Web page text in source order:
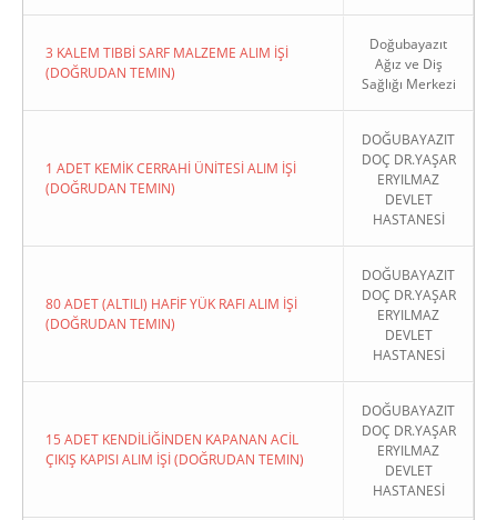
3 KALEM TIBBİ SARF MALZEME ALIM İŞİ
(DOĞRUDAN TEMIN)
Doğubayazıt
Ağız ve Diş
Sağlığı Merkezi
1 ADET KEMİK CERRAHİ ÜNİTESİ ALIM İŞİ
(DOĞRUDAN TEMIN)
DOĞUBAYAZIT
DOÇ DR.YAŞAR
ERYILMAZ
DEVLET
HASTANESİ
80 ADET (ALTILI) HAFİF YÜK RAFI ALIM İŞİ
(DOĞRUDAN TEMIN)
DOĞUBAYAZIT
DOÇ DR.YAŞAR
ERYILMAZ
DEVLET
HASTANESİ
15 ADET KENDİLİĞİNDEN KAPANAN ACİL
ÇIKIŞ KAPISI ALIM İŞİ (DOĞRUDAN TEMIN)
DOĞUBAYAZIT
DOÇ DR.YAŞAR
ERYILMAZ
DEVLET
HASTANESİ